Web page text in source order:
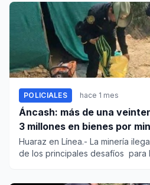
POLICIALES hace 1 mes
Áncash: más de una
3 millones en bienes por
Huaraz en Línea.- La minería
de los principales desafíos para